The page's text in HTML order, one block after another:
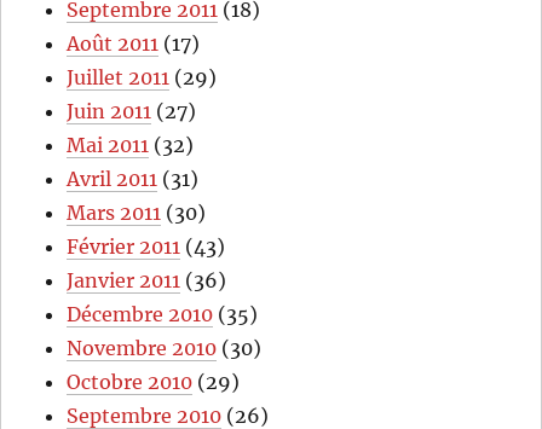
Septembre 2011 (18)
Août 2011 (17)
Juillet 2011 (29)
Juin 2011 (27)
Mai 2011 (32)
Avril 2011 (31)
Mars 2011 (30)
Février 2011 (43)
Janvier 2011 (36)
Décembre 2010 (35)
Novembre 2010 (30)
Octobre 2010 (29)
Septembre 2010 (26)